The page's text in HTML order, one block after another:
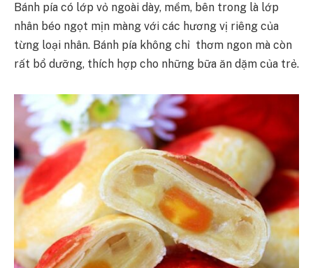
Bánh pía có lớp vỏ ngoài dày, mềm, bên trong là lớp
nhân béo ngọt mịn màng với các hương vị riêng của
từng loại nhân. Bánh pía không chỉ thơm ngon mà còn
rất bổ dưỡng, thích hợp cho những bữa ăn dặm của trẻ.